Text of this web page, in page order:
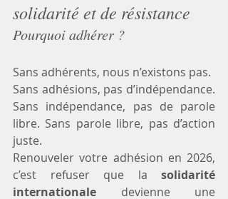
solidarité et de résistance
Pourquoi adhérer ?
Sans adhérents, nous n’existons pas.
Sans adhésions, pas d’indépendance.
Sans indépendance, pas de parole
libre. Sans parole libre, pas d’action
juste.
Renouveler votre adhésion en 2026,
c’est refuser que la solidarité
internationale devienne une